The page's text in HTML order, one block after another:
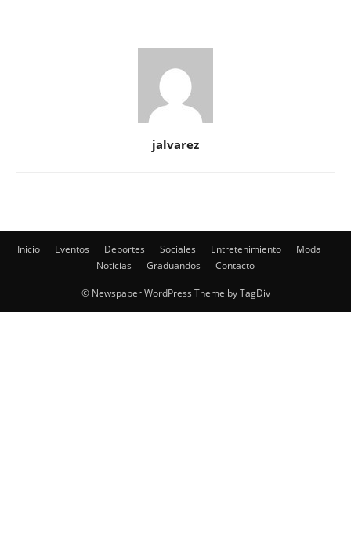
jalvarez
Inicio Eventos Deportes Sociales Entretenimiento
Moda
Noticias
Graduandos Contacto
© Newspaper WordPress Theme by TagDiv